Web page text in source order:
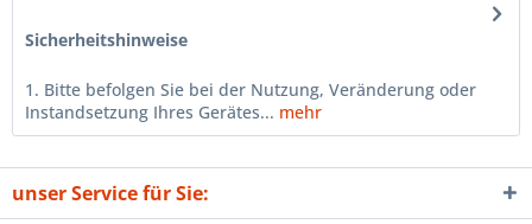
Sicherheitshinweise
1. Bitte befolgen Sie bei der Nutzung, Veränderung oder
Instandsetzung Ihres Gerätes... mehr
unser Service für Sie: